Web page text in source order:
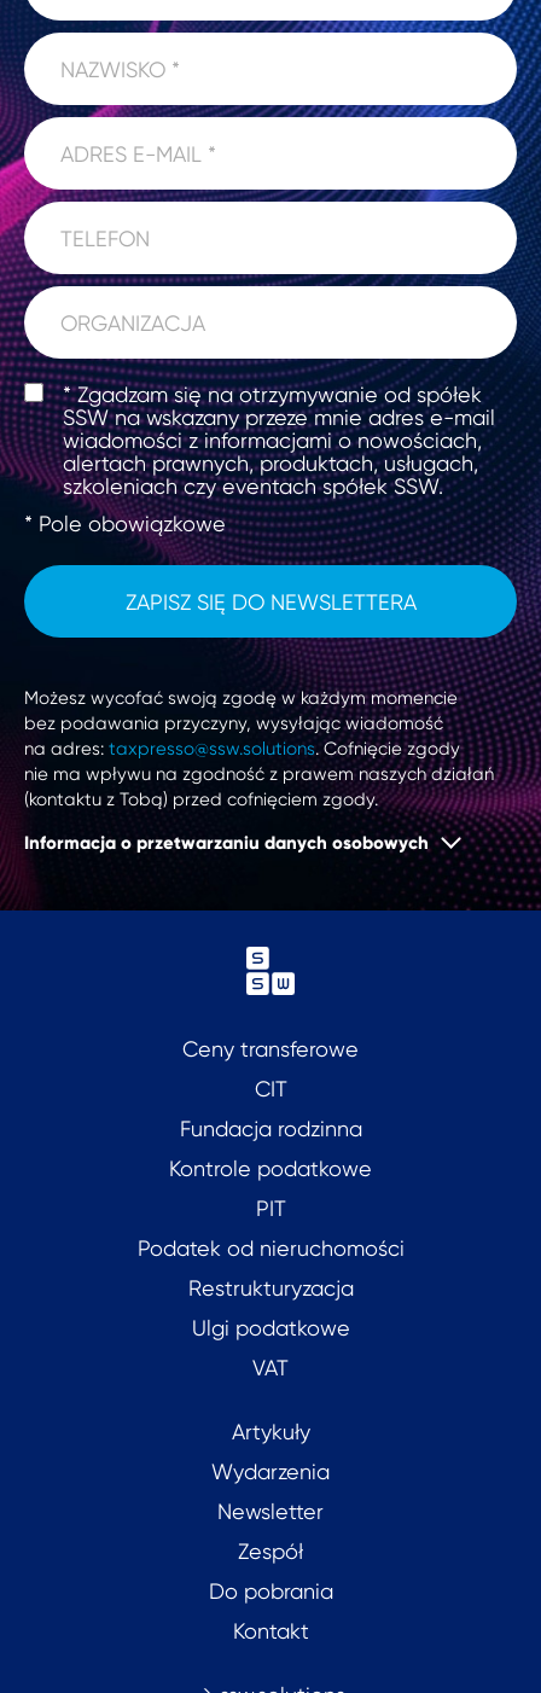
* Zgadzam się na otrzymywanie od spółek
SSW na wskazany przeze mnie adres e-mail
wiadomości z informacjami o nowościach,
alertach prawnych, produktach, usługach,
szkoleniach czy eventach spółek SSW.
* Pole obowiązkowe
Możesz wycofać swoją zgodę w każdym momencie
bez podawania przyczyny, wysyłając wiadomość
na adres: taxpresso@ssw.solutions. Cofnięcie zgody
nie ma wpływu na zgodność z prawem naszych działań
(kontaktu z Tobą) przed cofnięciem zgody.
Informacja o przetwarzaniu danych osobowych
Ceny transferowe
CIT
Fundacja rodzinna
Kontrole podatkowe
PIT
Podatek od nieruchomości
Restrukturyzacja
Ulgi podatkowe
VAT
Artykuły
Wydarzenia
Newsletter
Zespół
Do pobrania
Kontakt